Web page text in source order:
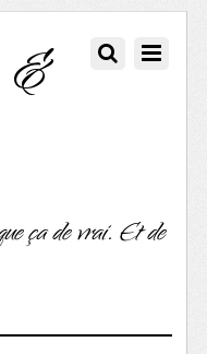
ça de vrai. Et de